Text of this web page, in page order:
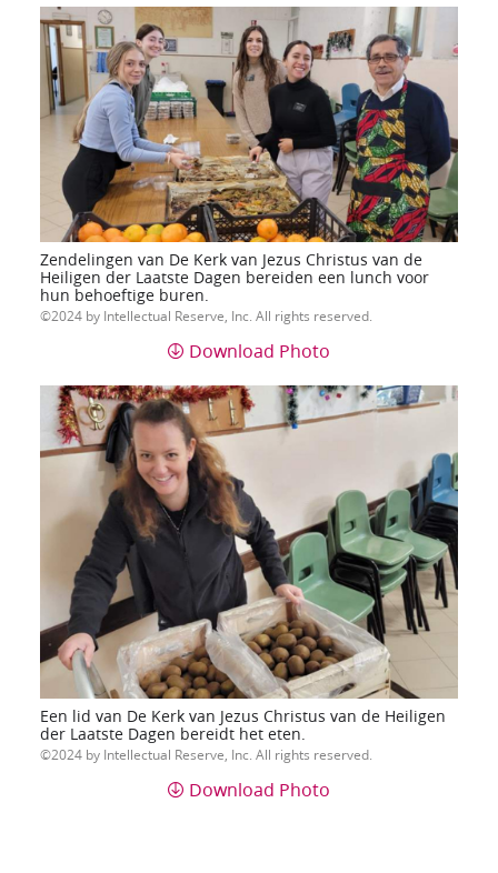
Zendelingen van De Kerk van Jezus Christus van de
Heiligen der Laatste Dagen bereiden een lunch voor
hun behoeftige buren.
2024 by Intellectual Reserve, Inc. All rights reserved.
Download Photo
Een lid van De Kerk van Jezus Christus van de Heiligen
der Laatste Dagen bereidt het eten.
2024 by Intellectual Reserve, Inc. All rights reserved.
Download Photo